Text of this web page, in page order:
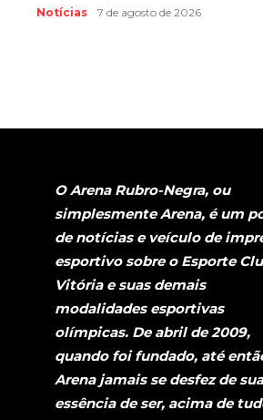
Notícias 7 de agosto de 2026
O Arena Rubro-Negra, ou
simplesmente Arena, é um
de notícias e veículo de
esportivo sobre o Esporte
Vitória e suas demais
modalidades esportivas
olímpicas. De abril de 2009,
quando foi fundado, até
Arena jamais se desfez de sua
essência de ser, acima de